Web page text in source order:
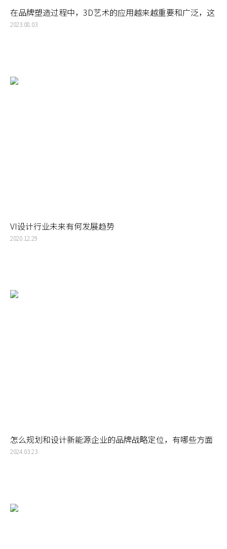
在品牌塑造过程中，3D艺术的应用越来越重要和广泛，这
是一种新的突破，为品牌的视觉设计带来更多的可能性
2023.08.03
VI设计行业未来有何发展趋势
2020.12.29
怎么规划和设计新能源企业的品牌战略定位，有哪些方面
需要关注
2024.03.23